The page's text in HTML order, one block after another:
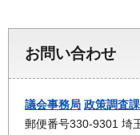
お問い合わせ
議会事務局 政策調査課
郵便番号330-9301 埼